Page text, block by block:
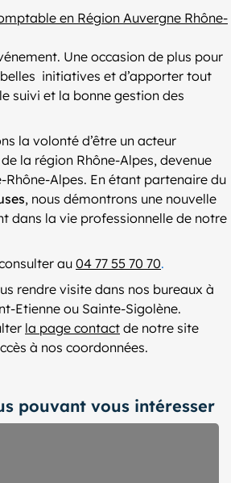
en Région Auvergne Rhône-
Une occasion de plus pour
initiatives et d’apporter tout
suivi et la bonne gestion des
la volonté d’être un acteur
la région Rhône-Alpes, devenue
Alpes. En étant partenaire du
, nous démontrons une nouvelle
dans la vie professionnelle de notre
au04 77 55 70 70.
rendre visite dans nos bureaux à
Etienne ou Sainte-Sigolène.
la page contact de notre site
à nos coordonnées.
pouvant vous intéresser